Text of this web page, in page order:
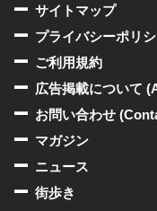
サイトマップ
プライバシーポリ
ご利用規約
広告掲載について
お問い合わせ
マガジン
ニュース
街歩き